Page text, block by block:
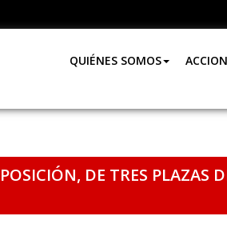
QUIÉNES SOMOS
DE TRES PLAZAS